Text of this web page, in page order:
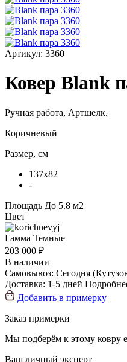
Артикул: 3360
Ковер Blank
Ручная работа, Артшелк.
Коричневый
Размер, см
137x82
-
Площадь До 5.8 м2
Цвет
Гамма Темные
203 000 ₽
В наличии
Самовывоз: Сегодня
Доставка: 1-5 дней
Добавить в примерку
Заказ примерки
Мы подберём к этому ковру
Ваш личный эксперт